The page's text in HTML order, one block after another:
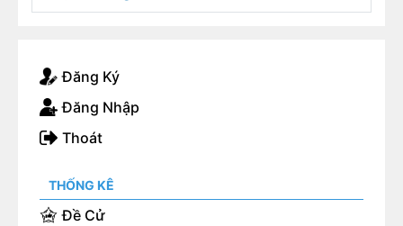
Đăng Ký
Đăng Nhập
Thoát
THỐNG KÊ
Đề Cử